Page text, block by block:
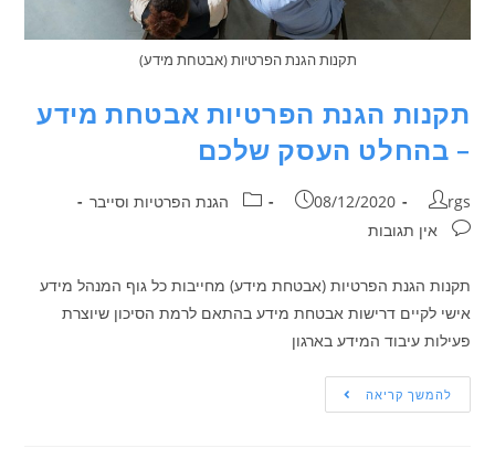
תקנות הגנת הפרטיות (אבטחת מידע)
תקנות הגנת הפרטיות אבטחת מידע
– בהחלט העסק שלכם
rgs
08/12/2020
הגנת הפרטיות וסייבר
אין תגובות
תקנות הגנת הפרטיות (אבטחת מידע) מחייבות כל גוף המנהל מידע
אישי לקיים דרישות אבטחת מידע בהתאם לרמת הסיכון שיוצרת
פעילות עיבוד המידע בארגון
להמשך קריאה